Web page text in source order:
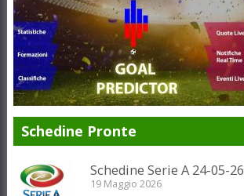
Schedine Pronte
Schedine Serie A 24-05-26
19 Maggio 2026